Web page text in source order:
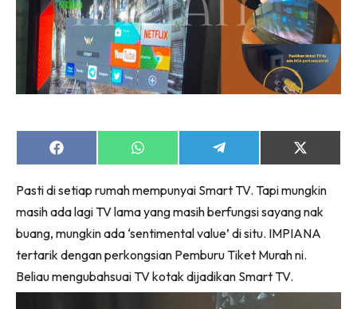
Dapur
Ruang Makan
Make Over
Bilik Air
Bilik Tidur
Ruang Makan
Ruang Tamu
Menarik Lagi
Casa Impiana
Impiana Makeover
Makeover Ruang Selebriti
Destinasi
Share
on
Share
on
Share
on
Share
on
(Twitter)
Pasti di setiap rumah mempunyai Smart TV. Tapi mungkin
masih ada lagi TV lama yang masih berfungsi sayang nak
buang, mungkin ada ‘sentimental value’ di situ. IMPIANA
tertarik dengan perkongsian Pemburu Tiket Murah ni.
Beliau mengubahsuai TV kotak dijadikan Smart TV.